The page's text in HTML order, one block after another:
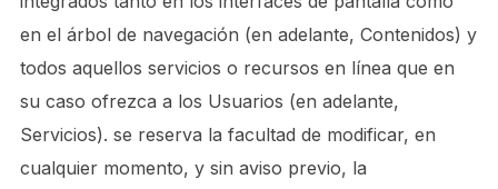
en el árbol de navegación (en adelante, Contenidos) y
todos aquellos servicios o recursos en línea que en
su caso ofrezca a los Usuarios (en adelante,
Servicios). se reserva la facultad de modificar, en
cualquier momento, y sin aviso previo, la